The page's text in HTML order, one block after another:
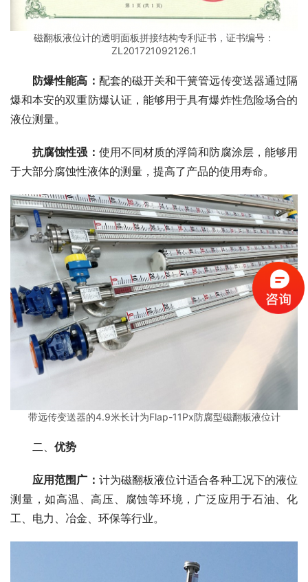
磁翻板液位计的透明面板拼接结构专利证书，证书编号：
ZL201721092126.1
防爆性能高： 配套的磁开关和干簧管远传变送器通过隔
爆和本安的双重防爆认证，能够用于具有爆炸性危险场合的
液位测量。
抗腐蚀性强： 使用不同材质的浮筒和防腐涂层，能够用
于大部分腐蚀性液体的测量，提高了产品的使用寿命。
带远传变送器的4.9米长计为Flap-11Px防腐型磁翻板液位计
二、 优势
应用范围广： 计为磁翻板液位计适合各种工况下的液位
测量，如高温、高压、腐蚀等环境，广泛应用于石油、化
工、电力、冶金、环保等行业。